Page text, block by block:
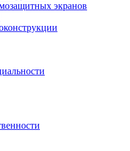
экранов